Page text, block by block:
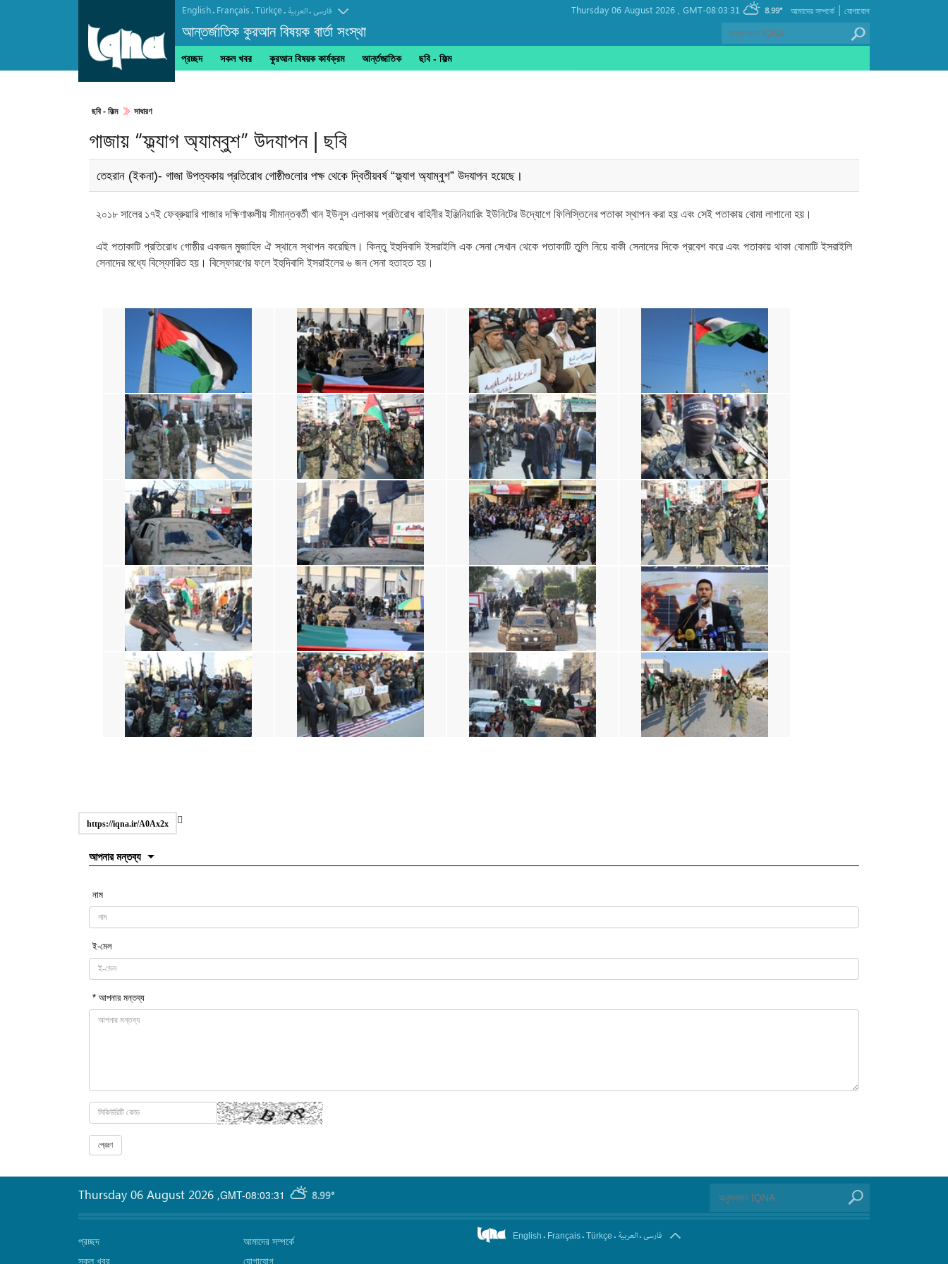
English. Français.Türkçe. العربیة.فارسی
আন্তর্জাতিক কুরআন বিষয়ক বার্তা সংস্থা
Thursday 06 August 2026 , GMT-08:03:31 8.99° যোগাযোগ
|
আমাদের সম্পর্কে
প্রচ্ছদ সকল খবর কুরআন বিষয়ক কার্যক্রম আর্ন্তজাতিক ছবি‎ - ফিল্ম
ছবি‎ - ফিল্ম সাধারণ
গাজায় “ফ্ল্যাগ অ্যাম্বুশ” উদযাপন | ছবি
তেহরান (ইকনা)- গাজা উপত্যকায় প্রতিরোধ গোষ্ঠীগুলোর পক্ষ থেকে দ্বিতীয়বর্ষ “ফ্ল্যাগ অ্যাম্বুশ” উদযাপন হয়েছে।
২০১৮ সালের ১৭ই ফেব্রুয়ারি গাজার দক্ষিণাঞ্চলীয় সীমান্তবর্তী খান ইউনুস এলাকায় প্রতিরোধ বাহিনীর ইঞ্জিনিয়ারিং ইউনিটের উদ্যোগে ফিলিস্তিনের পতাকা স্থাপন করা হয় এবং সেই পতাকায় বোমা লাগানো হয়।
এই পতাকাটি প্রতিরোধ গোষ্ঠীর একজন মুজাহিদ ঐ স্থানে স্থাপন করেছিল। কিন্তু ইহুদিবাদি ইসরাইলি এক সেনা সেখান থেকে পতাকাটি তুলি নিয়ে বাকী সেনাদের দিকে প্রবেশ করে এবং পতাকায় থাকা বোমাটি ইসরাইলি
সেনাদের মধ্যে বিস্ফোরিত হয়। বিস্ফোরণের ফলে ইহুদিবাদি ইসরাইলের ৬ জন সেনা হতাহত হয়।
https://iqna.ir/A0Ax2x
আপনার মন্তব্য
নাম
ই-মেল
* আপনার মন্তব্য
GMT-08:03:31 8.99°
Thursday 06 August 2026 ,
প্রচ্ছদ
সকল খবর
আমাদের সম্পর্কে
যোগাযোগ
English . Français. Türkçe . العربیة.فارسی